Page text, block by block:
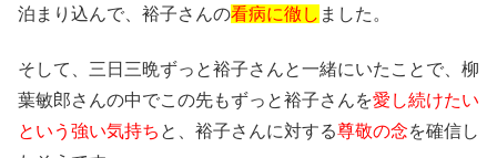
泊まり込んで、裕子さんの看病に徹し ました。
そして、三日三晩ずっと裕子さんと一緒にいたことで、柳
葉敏郎さんの中でこの先もずっと裕子さんを愛し続けたい
という強い気持ち と、裕子さんに対する尊敬の念を確信し